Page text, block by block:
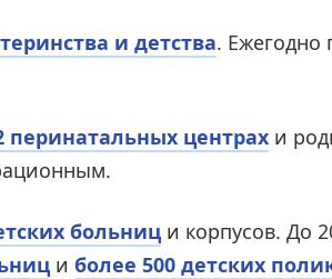
и детства. Ежегодно
перинатальных центрахи
больници корпусов. До
и более 500 детских